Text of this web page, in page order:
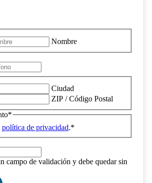
Nombre
Ciudad
ZIP / Código Postal
*
política de privacidad.*
campo de validación y debe quedar sin